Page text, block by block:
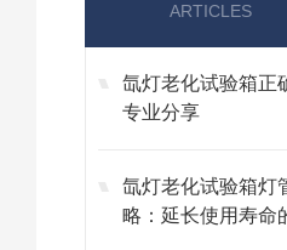
ARTICLES
氙灯老化试验箱正
专业分享
氙灯老化试验箱灯
略：延长使用寿命